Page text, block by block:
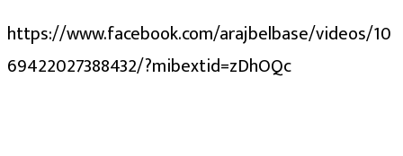
https://www.facebook.com/arajbelbase/videos/10
69422027388432/?mibextid=zDhOQc